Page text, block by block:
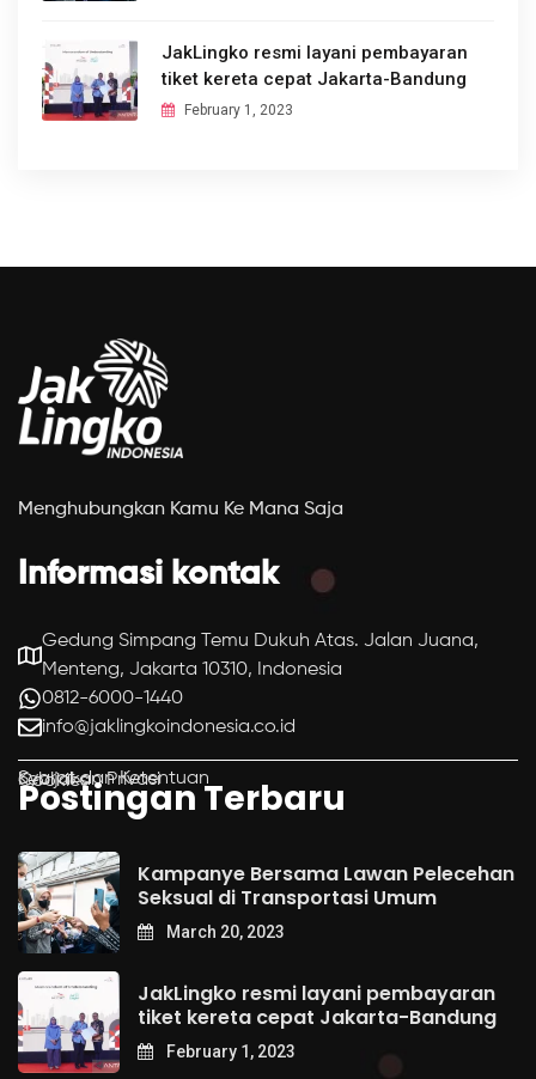
JakLingko resmi layani pembayaran
tiket kereta cepat Jakarta-Bandung
February 1, 2023
Menghubungkan Kamu Ke Mana Saja
Informasi kontak
Gedung Simpang Temu Dukuh Atas. Jalan Juana,
Menteng, Jakarta 10310, Indonesia
0812-6000-1440
info@jaklingkoindonesia.co.id
Syarat dan Ketentuan
Kebijakan Privasi
Cookies
Postingan Terbaru
Kampanye Bersama Lawan Pelecehan
Seksual di Transportasi Umum
March 20, 2023
JakLingko resmi layani pembayaran
tiket kereta cepat Jakarta-Bandung
February 1, 2023